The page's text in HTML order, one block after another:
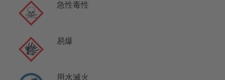
急性毒性
易爆
用水滅火